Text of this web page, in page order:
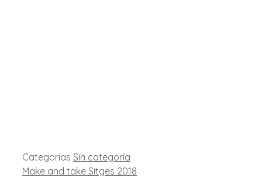
Categorías Sin categoría
Make and take Sitges 2018